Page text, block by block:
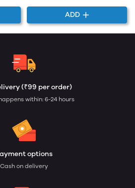
ADD
(₹99 per order)
within: 6-24 hours
options
Cash on delivery